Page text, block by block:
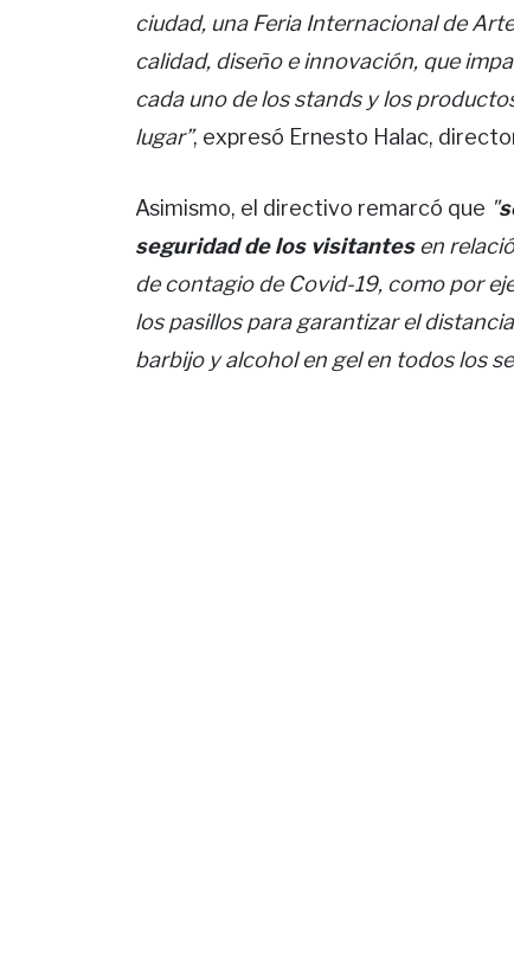
ciudad, una Feria Internacional de
calidad, diseño e innovación, que
cada uno de los stands y los
lugar”, expresó Ernesto Halac,
Asimismo, el directivo remarcó que "
seguridad de los visitantesen
de contagio de Covid-19, como por
los pasillos para garantizar el
barbijo y alcohol en gel en todos los